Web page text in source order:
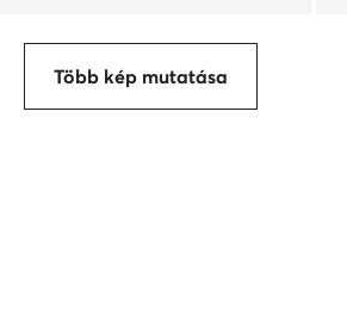
Több kép mutatása